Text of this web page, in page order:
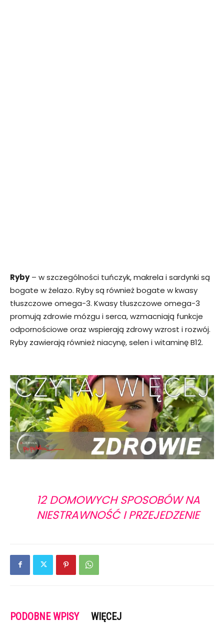
Ryby– w szczególności tuńczyk, makrela i sardynki są
bogate w żelazo. Ryby są również bogate w kwasy
tłuszczowe omega-3. Kwasy tłuszczowe omega-3
promują zdrowie mózgu i serca, wzmacniają funkcje
odpornościowe oraz wspierają zdrowy wzrost i rozwój.
Ryby zawierają również niacynę, selen i witaminę B12.
12 DOMOWYCH SPOSOBÓW NA
NIESTRAWNOŚĆ I PRZEJEDZENIE
PODOBNE WPISY WIĘCEJ